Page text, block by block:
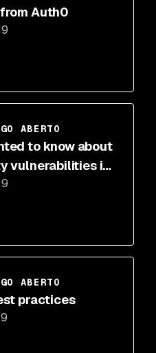
Auth0
ABERTO
to know about
vulnerabilities in
ABERTO
practices